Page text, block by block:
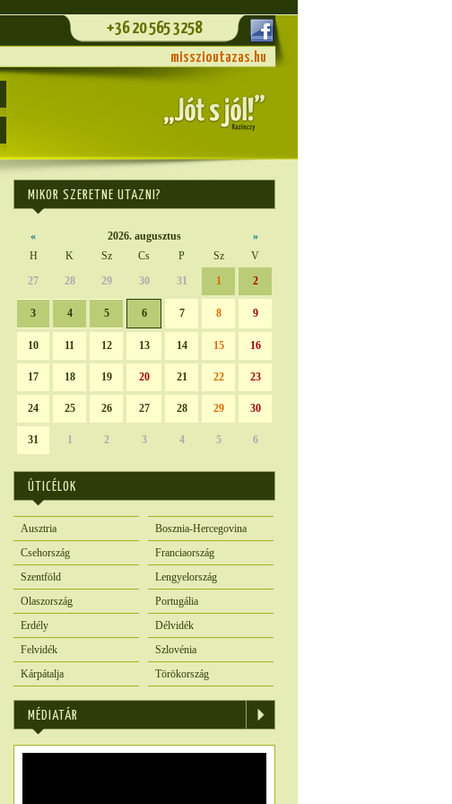
+36 20 565 3258
misszioutazas.hu
MIKOR SZERETNE UTAZNI?
« 2026. augusztus
»
H
K Sz Cs P Sz
V
27
28 29 30 31 1 2
3 4 5 6 7 8 9
10 11 12 13 14 15 16
17 18 19 20 21 22 23
24 25 26 27 28 29 30
31 1 2 3 4 5 6
ÚTICÉLOK
Ausztria
Bosznia-Hercegovina
Csehország
Franciaország
Szentföld
Lengyelország
Olaszország
Portugália
Erdély
Délvidék
Felvidék
Szlovénia
Kárpátalja
Törökország
MÉDIATÁR